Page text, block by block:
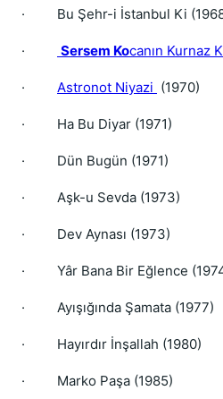
· Bu Şehr-i İstanbul Ki
· Sersem Kocanın Kurnaz
· Astronot Niyazi (1970)
· Ha Bu Diyar (1971)
· Dün Bugün (1971)
· Aşk-u Sevda (1973)
· Dev Aynası (1973)
· Yâr Bana Bir Eğlence
· Ayışığında Şamata (1977)
· Hayırdır İnşallah (1980)
· Marko Paşa (1985)